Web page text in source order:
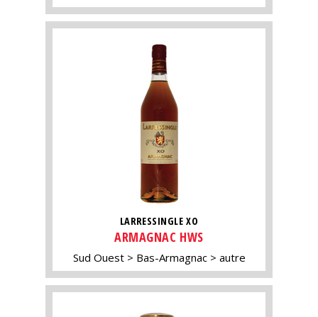
LARRESSINGLE XO
ARMAGNAC HWS
Sud Ouest Bas-Armagnac autre